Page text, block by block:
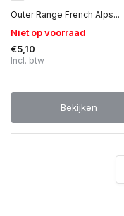
Outer Range French Alps...
Niet op voorraad
€5,10
Incl. btw
Bekijken